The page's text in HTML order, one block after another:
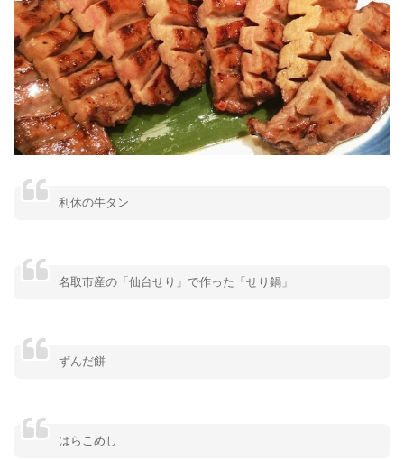
利休の牛タン
名取市産の「仙台せり」で作った「せり鍋」
ずんだ餅
はらこめし